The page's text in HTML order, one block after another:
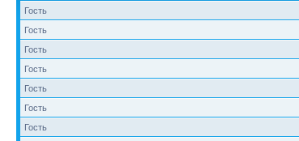
Гость
Гость
Гость
Гость
Гость
Гость
Гость